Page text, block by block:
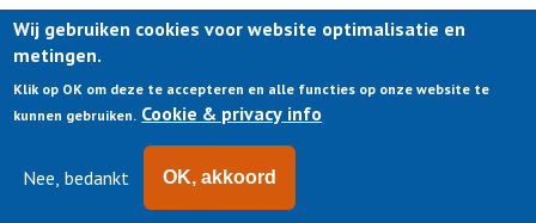
Wij gebruiken cookies voor website optimalisatie en
metingen.
Klik op OK om deze te accepteren en alle functies op onze website te
kunnen gebruiken. Cookie & privacy info
Nee, bedankt OK, akkoord